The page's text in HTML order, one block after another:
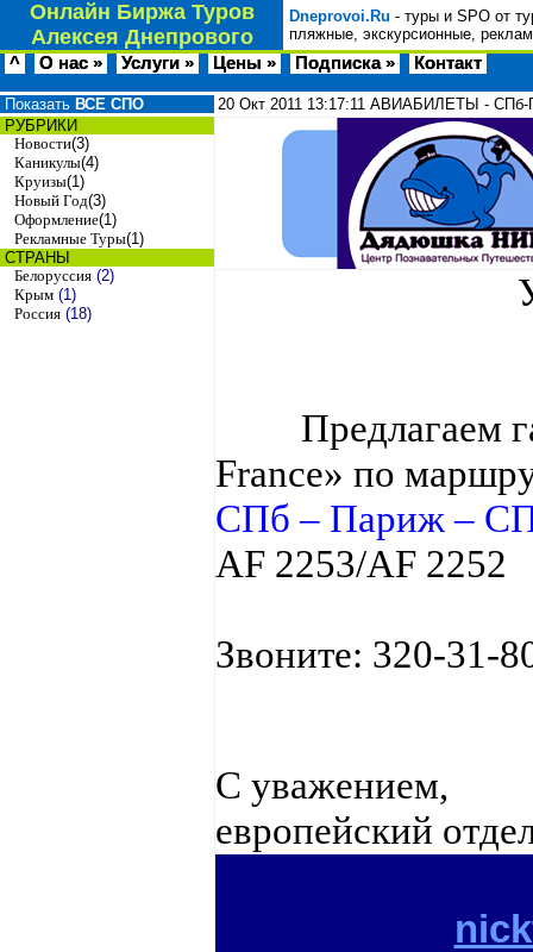
Онлайн Биржа Туров
Алексея Днепрового
Dneprovoi.Ru - туры и SPO от
пляжные, экскурсионные,
^ О нас » Услуги » Цены » Подписка » Контакт
Показать ВСЕ СПО
РУБРИКИ
Новости(3)
Каникулы(4)
Круизы(1)
Новый Год(3)
Оформление(1)
Рекламные Туры(1)
СТРАНЫ
Белоруссия (2)
Крым (1)
Россия (18)
20 Окт 2011 13:17:11 АВИАБИЛЕТЫ - СПб-
Предлагаем
France» по
СПб – Париж –
AF 2253/AF 2252
Звоните: 320-31-
С уважением,
европейский